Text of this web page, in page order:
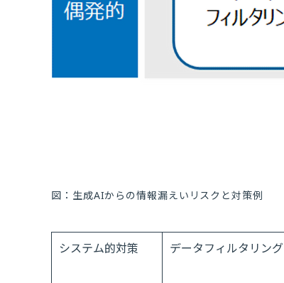
図：生成AIからの情報漏えいリスクと対策例
システム的対策 データフィルタリング